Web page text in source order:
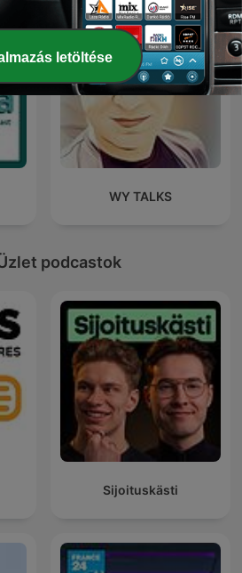
WY TALKS
podcastok
Sijoituskästi
letöltése